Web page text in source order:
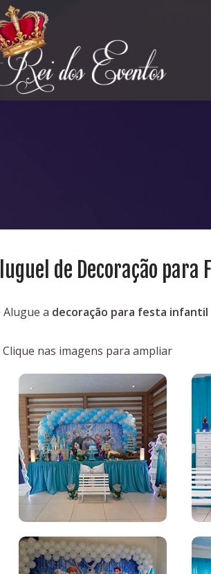
de Decoração para
Alugue a decoração para festa infantil
Clique nas imagens para ampliar